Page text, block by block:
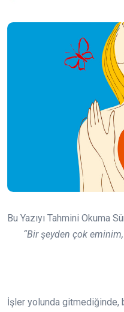
Bu Yazıyı Tahmini Okuma
“Bir şeyden çok
İşler yolunda